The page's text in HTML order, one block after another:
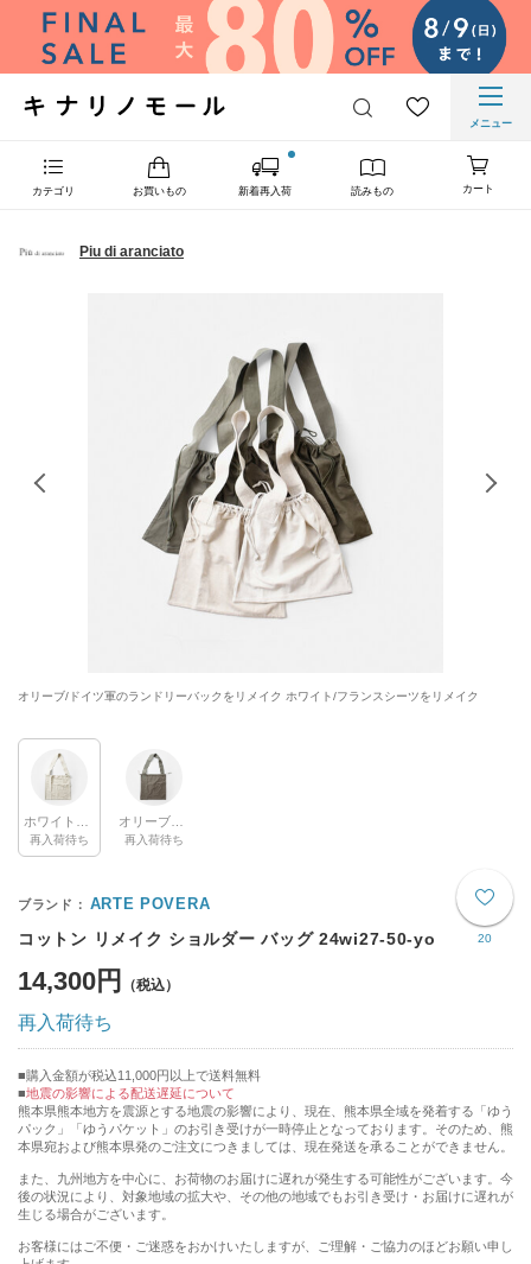
メニュー
カテゴリ お買いもの 新着再入荷 読みもの カート
Piu di aranciato
オリーブ/ドイツ軍のランドリーバックをリメイク ホワイト/フランスシーツをリメイク
再入荷待ち 再入荷待ち
20
ARTE POVERA
コットン リメイク ショルダー バッグ 24wi27-50-yo
14,300円
再入荷待ち
購入金額が税込11,000円以上で送料無料
地震の影響による配送遅延について
熊本県熊本地方を震源とする地震の影響により、現在、熊本県全域を発着する「ゆう
パック」「ゆうパケット」のお引き受けが一時停止となっております。そのため、熊
本県宛および熊本県発のご注文につきましては、現在発送を承ることができません。
また、九州地方を中心に、お荷物のお届けに遅れが発生する可能性がございます。今
後の状況により、対象地域の拡大や、その他の地域でもお引き受け・お届けに遅れが
生じる場合がございます。
お客様にはご不便・ご迷惑をおかけいたしますが、ご理解・ご協力のほどお願い申し